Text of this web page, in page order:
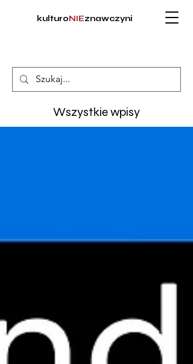
kulturoNIEznawczyni
Wszystkie wpisy